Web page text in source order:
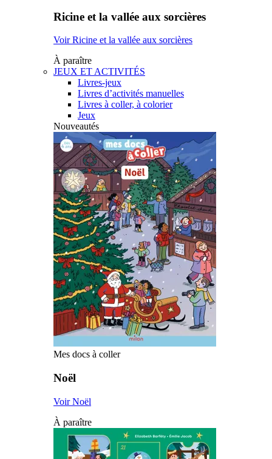
Ricine et la vallée aux sorcières
Voir Ricine et la vallée aux sorcières
À paraître
JEUX ET ACTIVITÉS
Livres-jeux
Livres d’activités manuelles
Livres à coller, à colorier
Jeux
Nouveautés
Mes docs à coller
Noël
Voir Noël
À paraître